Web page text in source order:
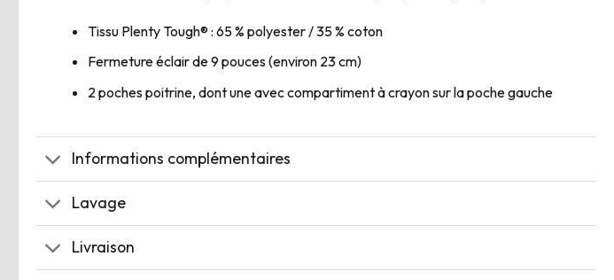
Tissu Plenty Tough® : 65 % polyester / 35 % coton
Fermeture éclair de 9 pouces (environ 23 cm)
2 poches poitrine, dont une avec compartiment à crayon sur la poche gauche
Informations complémentaires
Lavage
Livraison